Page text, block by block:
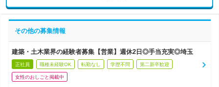
その他の募集情報
建築・土木業界の経験者募集【営業】週休2日◎手当充実◎埼玉
正社員 職種未経験OK 転勤なし 学歴不問 第二新卒歓迎
女性のおしごと掲載中